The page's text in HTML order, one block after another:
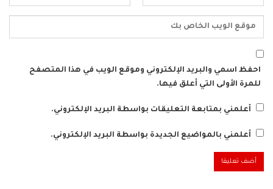
احفظ اسمي والبريد الإلكتروني وموقع الويب في هذا المتصفح
للمرة الأولى التي أعلق فيها.
أعلمني بمتابعة التعليقات بواسطة البريد الإلكتروني.
أعلمني بالمواضيع الجديدة بواسطة البريد الإلكتروني.